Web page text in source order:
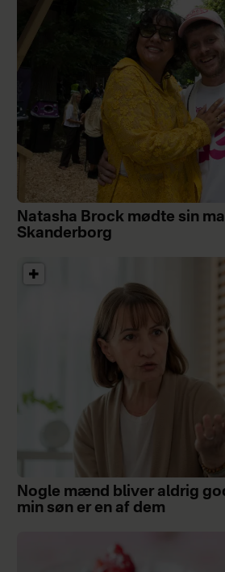
Natasha Brock mødte sin
Skanderborg
Nogle mænd bliver aldrig
min søn er en af dem